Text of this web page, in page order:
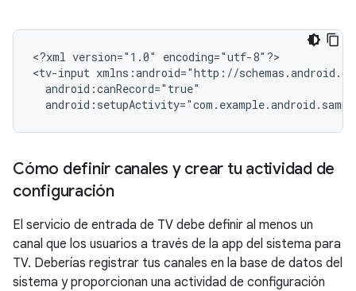
<?xml version="1.0"
encoding="utf-8"?>
<tv-input
Cómo definir canales y crear tu actividad de
configuración
El servicio de entrada de TV debe definir al menos un
canal que los usuarios a través de la app del sistema para
TV. Deberías registrar tus canales en la base de datos del
sistema y proporcionan una actividad de configuración